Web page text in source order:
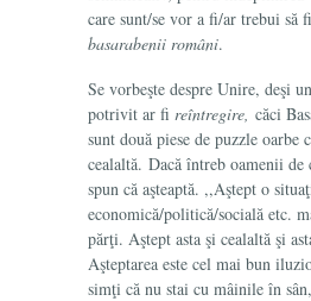
care sunt/se vor a fi/ar trebui să
basarabenii români.
Se vorbeşte despre Unire, deşi
potrivit ar fi reîntregire, căci
sunt două piese de puzzle oarbe
cealaltă. Dacă întreb oamenii
spun că aşteaptă. ,,Aştept o
economică/politică/socială etc.
părţi. Aştept asta şi cealaltă şi
Aşteptarea este cel mai bun
simţi că nu stai cu mâinile în